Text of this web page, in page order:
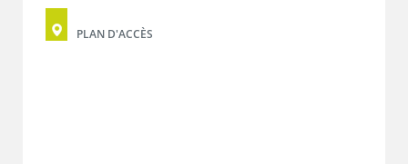
PLAN D'ACCÈS